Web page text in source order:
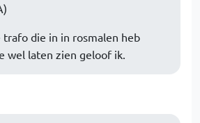
die in in rosmalen heb
wel laten zien geloof ik.